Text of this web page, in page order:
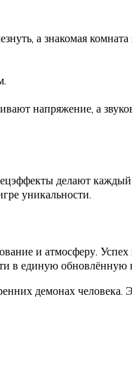
а знакомая комната
напряжение, а
делают
уникальности.
и атмосферу.
в единую обновлённую
демонах человека.